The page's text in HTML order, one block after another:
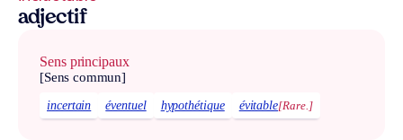
adjectif
Sens principaux
[Sens commun]
incertain éventuel hypothétique évitable[Rare.]